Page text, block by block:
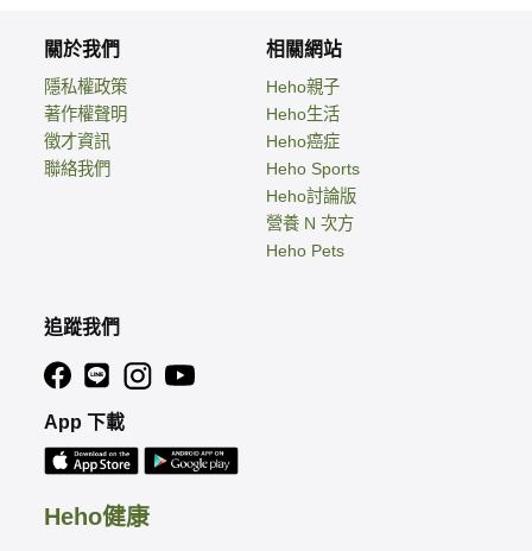
Heho健康
關於我們
隱私權政策
著作權聲明
徵才資訊
聯絡我們
相關網站
Heho親子
Heho生活
Heho癌症
Heho Sports
Heho討論版
營養 N 次方
Heho Pets
追蹤我們
App 下載